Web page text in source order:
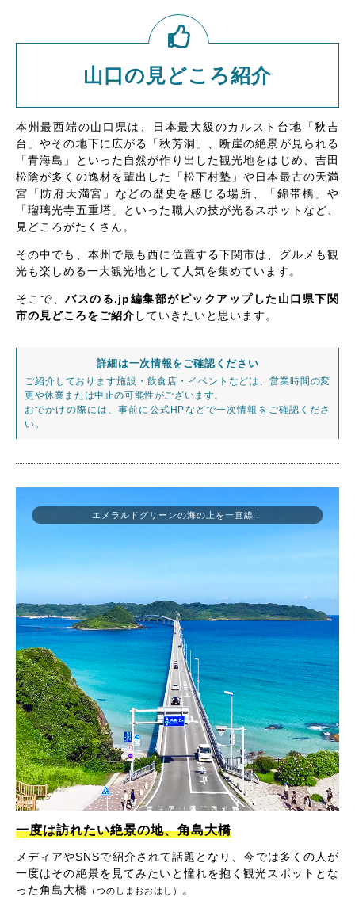
山口の見どころ紹介
本州最西端の山口県は、日本最大級のカルスト台地「秋吉
台」やその地下に広がる「秋芳洞」、断崖の絶景が見られる
「青海島」といった自然が作り出した観光地をはじめ、吉田
松陰が多くの逸材を輩出した「松下村塾」や日本最古の天満
宮「防府天満宮」などの歴史を感じる場所、「錦帯橋」や
「瑠璃光寺五重塔」といった職人の技が光るスポットなど、
見どころがたくさん。
その中でも、本州で最も西に位置する下関市は、グルメも観
光も楽しめる一大観光地として人気を集めています。
そこで、バスのる.jp編集部がピックアップした山口県下関
市の見どころをご紹介 していきたいと思います。
詳細は一次情報をご確認ください
ご紹介しております施設・飲食店・イベントなどは、営業時間の変
更や休業または中止の可能性がございます。
おでかけの際には、事前に公式HPなどで一次情報をご確認くださ
い。
エメラルドグリーンの海の上を一直線！
一度は訪れたい絶景の地、角島大橋
メディアやSNSで紹介されて話題となり、今では多くの人が
一度はその絶景を見てみたいと憧れを抱く観光スポットとな
った角島大橋 （つのしまおおはし）
。